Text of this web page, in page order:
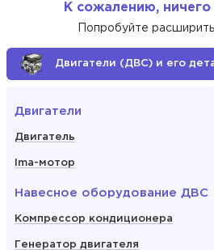
К сожалению,
Попробуйте
Двигатели (ДВС) и его
Двигатели
Двигатель
Ima-мотор
Навесное оборудование ДВС
Компрессор кондиционера
Генератор двигателя